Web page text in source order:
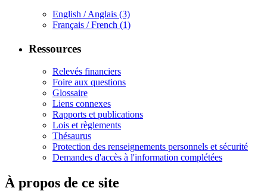
English / Anglais (3)
Français / French (1)
Ressources
Relevés financiers
Foire aux questions
Glossaire
Liens connexes
Rapports et publications
Lois et règlements
Thésaurus
Protection des renseignements personnels et sécurité
Demandes d'accès à l'information complétées
À propos de ce site